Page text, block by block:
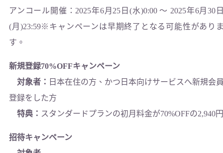
アンコール開催：2025年6月25日(水)0:00 〜 2025年6月30
(月)23:59※キャンペーンは早期終了となる可能性があり
す。
新規登録70%OFFキャンペーン
対象者： 日本在住の方、かつ日本向けサービスへ新規会
登録をした方
特典： スタンダードプランの初月料金が70%OFFの2,940円
招待キャンペーン